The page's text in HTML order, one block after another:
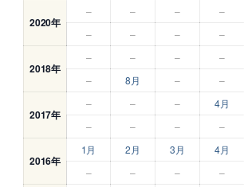
2020年
– – – –
– – – –
2018年
– – – –
–
8月 – –
2017年
– – – 4月
–
– – –
2016年
1月 2月 3月 4月
–
– – –